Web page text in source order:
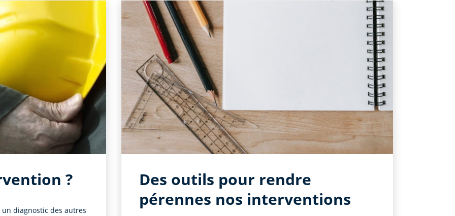
?
un diagnostic des autres
Des outils pour rendre
pérennes nos interventions